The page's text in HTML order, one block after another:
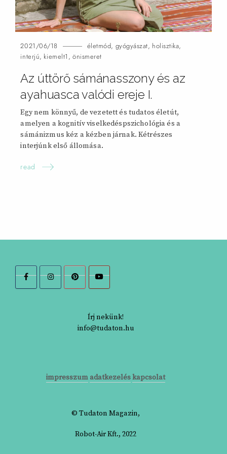
2021/06/18 életmód, gyógyászat, holisztika,
interjú, kiemelt1 , önismeret
Az úttörő sámánasszony és az
ayahuasca valódi ereje I.
Egy nem könnyű, de vezetett és tudatos életút,
amelyen a kognitív viselkedéspszichológia és a
sámánizmus kéz a kézben járnak. Kétrészes
interjúnk első állomása.
read
Írj nekünk!
info@tudaton.hu
impresszum adatkezeléskapcsolat
© Tudaton Magazin,
Robot-Air Kft., 2022